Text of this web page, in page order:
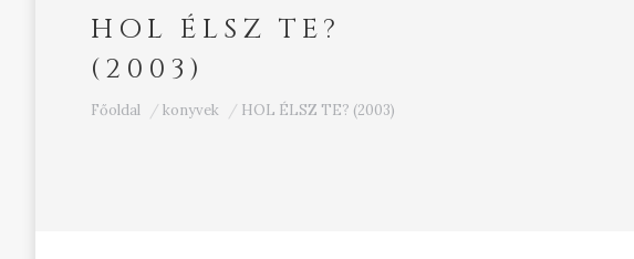
HOL ÉLSZ TE?
(2003)
Ön itt van:
Főoldal konyvek HOL ÉLSZ TE? (2003)